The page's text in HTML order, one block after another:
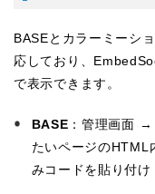
BASEとカラーミーシ
応しており、
で表示できます。
BASE ：管理画面
たいページのHTML
みコードを貼り付け